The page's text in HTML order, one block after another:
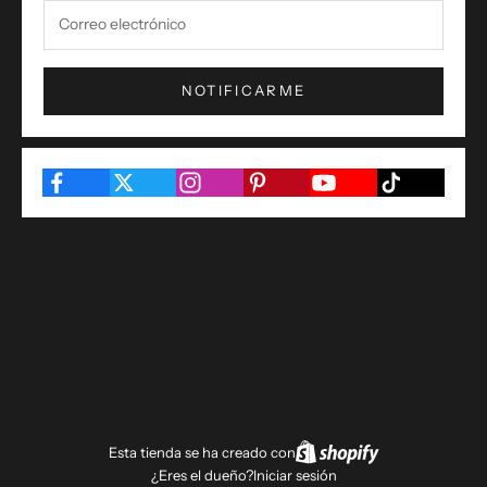
NOTIFICARME
Esta tienda se ha creado con
¿Eres el dueño?Iniciar sesión